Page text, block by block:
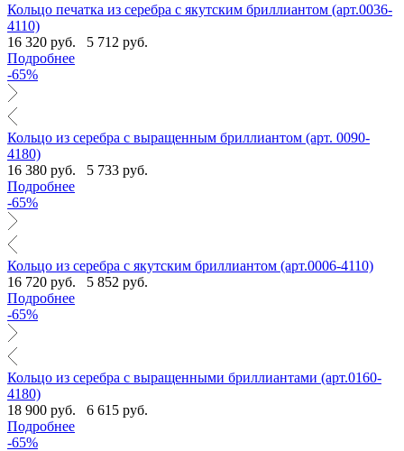
Кольцо печатка из серебра с якутским бриллиантом (арт.0036-
4110)
16 320 руб.
5 712 руб.
Подробнее
-65%
Кольцо из серебра с выращенным бриллиантом (арт. 0090-
4180)
16 380 руб.
5 733 руб.
Подробнее
-65%
Кольцо из серебра с якутским бриллиантом (арт.0006-4110)
16 720 руб.
5 852 руб.
Подробнее
-65%
Кольцо из серебра с выращенными бриллиантами (арт.0160-
4180)
18 900 руб.
6 615 руб.
Подробнее
-65%